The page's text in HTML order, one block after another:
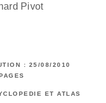
Pivot
: 25/08/2010
ET ATLAS